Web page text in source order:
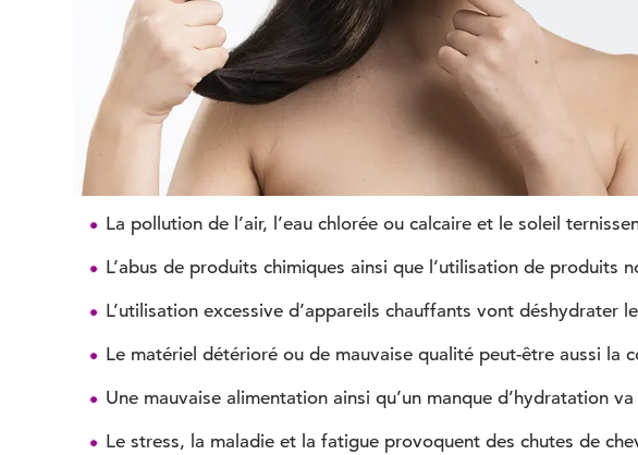
La pollution de l’air, l’eau chlorée ou calcaire et le soleil
L’abus de produits chimiques ainsi que l’utilisation de
L’utilisation excessive d’appareils chauffants vont
Le matériel détérioré ou de mauvaise qualité peut-être aussi la
Une mauvaise alimentation ainsi qu’un manque d’hydratation
Le stress, la maladie et la fatigue provoquent des chutes de